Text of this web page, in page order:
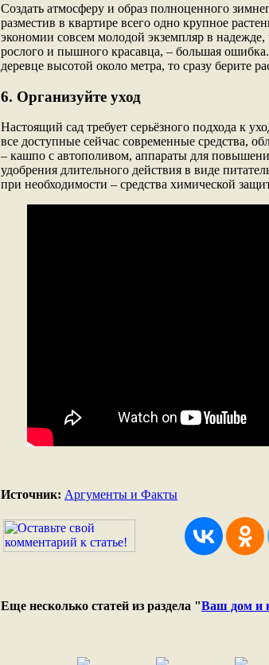
Создать атмосферу и образ полноценного
разместив в квартире всего одно крупное
экономии совсем молодой экземпляр в надежде,
рослого и пышного красавца, – большая
деревце высотой около метра, то сразу берите
6. Организуйте уход
Настоящий сад требует серьёзного подхода к
все доступные сейчас современные средства,
– кашпо с автополивом, аппараты для
удобрения длительного действия в виде
при необходимости – средства химической
Источник: Аргументы и Факты
Еще несколько статей из раздела "Ваш дом и